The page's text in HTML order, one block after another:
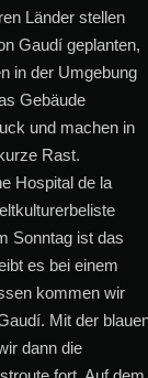
Länder stellen
Gaudí geplanten,
in der Umgebung
Gebäude
und machen in
Rast.
Hospital de la
Sonntag ist das
es bei einem
kommen wir
Mit der
dann die